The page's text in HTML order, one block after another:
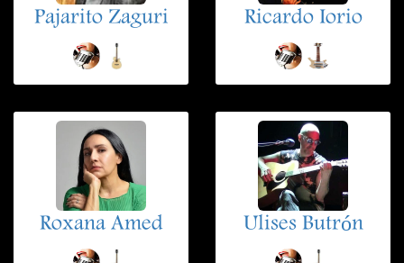
Pajarito Zaguri Ricardo Iorio
Roxana Amed Ulises Butrón